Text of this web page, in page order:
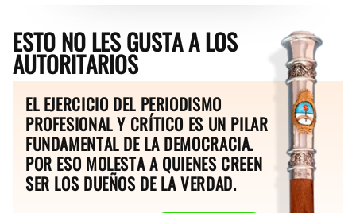
ESTO NO LES GUSTA A LOS
AUTORITARIOS
EL EJERCICIO DEL PERIODISMO
PROFESIONAL Y CRÍTICO ES UN PILAR
FUNDAMENTAL DE LA DEMOCRACIA.
POR ESO MOLESTA A QUIENES CREEN
SER LOS DUEÑOS DE LA VERDAD.